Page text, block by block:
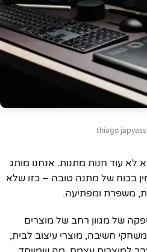
לא עוד חנות מתנות. אנחנו מותג
בכוח של מתנה טובה – כזו שלא
משפרת ומפתיעה.
של מגוון רחב של מוצרים
חשיבה, מוצרי עיצוב לבית,